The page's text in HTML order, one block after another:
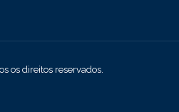
os direitos reservados.